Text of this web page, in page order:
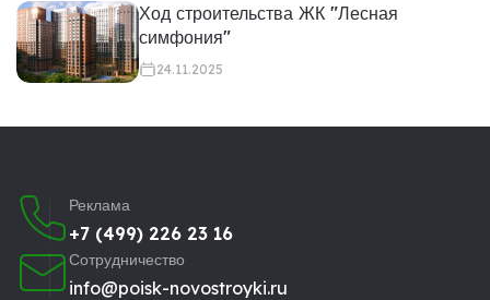
Ход строительства ЖК "Лесная
симфония"
24.11.2025
Реклама
+7 (499) 226 23 16
Сотрудничество
info@poisk-novostroyki.ru